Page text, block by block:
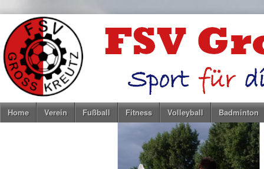
Home Verein Fußball Fitness Volleyball Badminton